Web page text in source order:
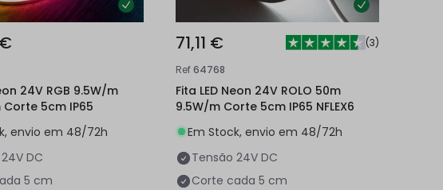
24V RGB 9.5W/m
Corte 5cm IP65
envio em 48/72h
24V DC
5 cm
71,11 € (3)
Ref64768
Fita LED Neon 24V ROLO 50m
9.5W/m Corte 5cm IP65 NFLEX6
Em Stock, envio em 48/72h
Tensão 24V DC
Corte cada 5 cm